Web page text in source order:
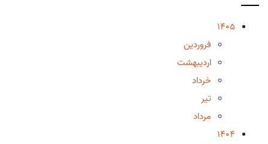
1405
فروردین
اردیبهشت
خرداد
تیر
مرداد
1404